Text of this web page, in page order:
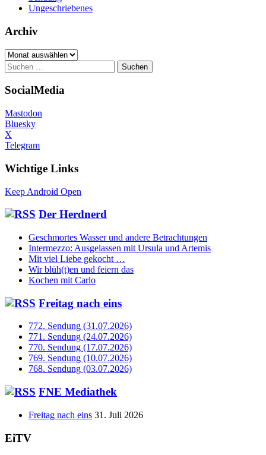
Ungeschriebenes
Archiv
Archiv
Suchen
nach:
SocialMedia
Mastodon
Bluesky
X
Telegram
Wichtige Links
Keep Android Open
Der Herdnerd
Geschmortes Wasser und andere Betrachtungen
Intermezzo: Ausgelassen mit Ursula und Artemis
Mit viel Liebe gekocht …
Wir blüh(t)en und feiern das
Kochen mit Carlo
Freitag nach eins
772. Sendung (31.07.2026)
771. Sendung (24.07.2026)
770. Sendung (17.07.2026)
769. Sendung (10.07.2026)
768. Sendung (03.07.2026)
FNE Mediathek
Freitag nach eins 31. Juli 2026
EiTV